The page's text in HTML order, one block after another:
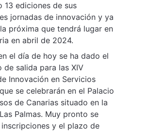
13 ediciones de sus
jornadas de innovación y ya
próxima que tendrá lugar en
en abril de 2024.
el día de hoy se ha dado el
de salida para las XIV
Innovación en Servicios
se celebrarán en el Palacio
de Canarias situado en la
Palmas. Muy pronto se
y el plazo de